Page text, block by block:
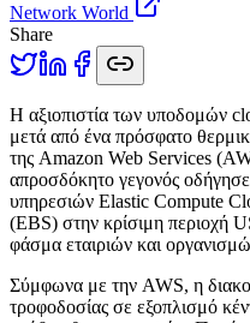
Network World
Share
Η αξιοπιστία των υποδομών
μετά από ένα πρόσφατο
της Amazon Web Services
απροσδόκητο γεγονός
υπηρεσιών Elastic Compute
(EBS) στην κρίσιμη περιοχή
φάσμα εταιριών και
Σύμφωνα με την AWS, η
τροφοδοσίας σε εξοπλισμό